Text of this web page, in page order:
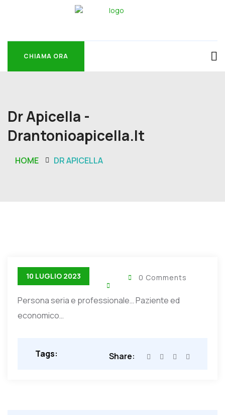
CHIAMA ORA
Dr Apicella -
Drantonioapicella.it
HOME DR APICELLA
10 LUGLIO 2023 0 Comments
Persona seria e professionale… Paziente ed
economico…
Tags: Share: